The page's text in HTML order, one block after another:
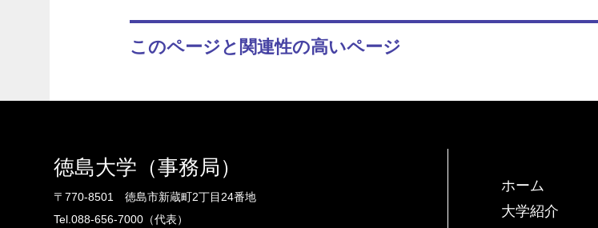
このページと関連性の高いページ
徳島大学（事務局）
〒770-8501 徳島市新蔵町2丁目24番地
Tel.088-656-7000（代表）
ホーム
大学紹介